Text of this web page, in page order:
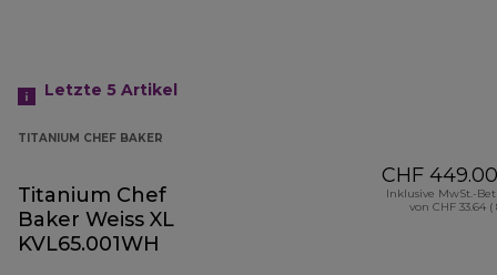
Letzte 5 Artikel
TITANIUM CHEF BAKER
Titanium Chef
Baker Weiss XL
KVL65.001WH
CHF 449.00
Inklusive MwSt.-
von CHF 33.64 (